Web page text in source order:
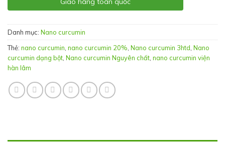
Danh mục: Nano curcumin
Thẻ: nano curcumin nano curcumin 20% Nano curcumin 3htd Nano
curcumin dạng bột Nano curcumin Nguyên chất nano curcumin viện
hàn lâm